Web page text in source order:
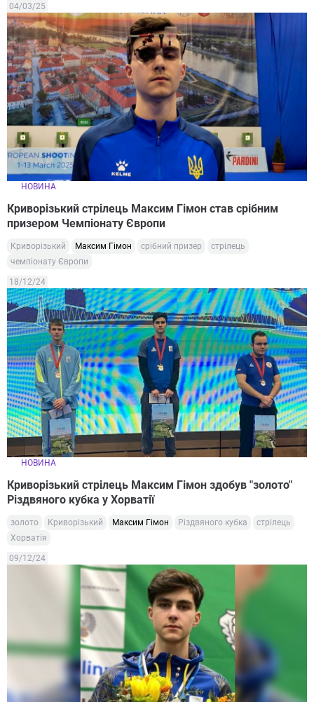
04/03/25
НОВИНА
Криворізький стрілець Максим Гімон став срібним
призером Чемпіонату Європи
Криворізький Максим Гімон срібний призер
стрілець
чемпіонату Європи
18/12/24
НОВИНА
Криворізький стрілець Максим Гімон здобув "золото"
Різдвяного кубка у Хорватії
золото Криворізький Максим Гімон Різдвяного кубка
стрілець
Хорватія
09/12/24